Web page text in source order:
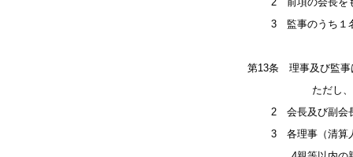
3 監事のうち１名
第13条 理事及び監事
ただし、外部監
2 会長及び副会長
3 各理事（清算人